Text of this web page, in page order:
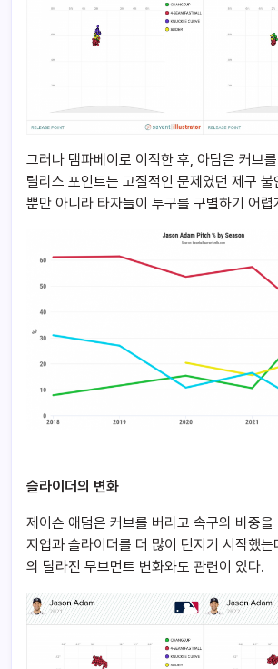
그러나 탬파베이로 이적한 후, 아담은 커브
릴리스 포인트는 고질적인 문제였던 제구 불
뿐만 아니라 타자들이 투구를 구별하기 어렵
슬라이더의 변화
제이슨 애덤은 커브를 버리고 속구의 비중을
지업과 슬라이더를 더 많이 던지기 시작했는
의 달라진 무브먼트 변화와도 관련이 있다.